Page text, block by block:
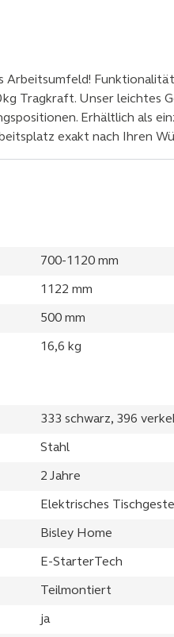
Arbeitsumfeld!
Tragkraft. Unser leichtes
Erhältlich als
exakt nach Ihren
700-1120 mm
1122 mm
500 mm
16,6 kg
333 schwarz, 396
Stahl
2 Jahre
Elektrisches
Bisley Home
E-StarterTech
Teilmontiert
ja